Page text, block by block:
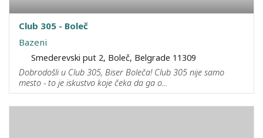
Club 305 - Boleč
Bazeni
Smederevski put 2, Boleč, Belgrade 11309
Dobrodošli u Club 305, Biser Boleča! Club 305 nije samo
mesto - to je iskustvo koje čeka da ga o...